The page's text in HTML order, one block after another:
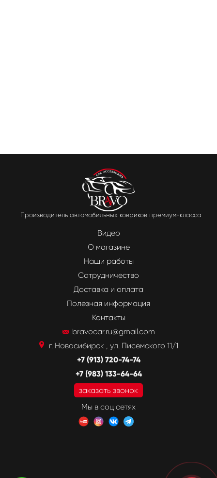
Производитель автомобильных ковриков премиум-класса
Видео
О магазине
Наши работы
Сотрудничество
Доставка и оплата
Полезная информация
Контакты
bravocar.ru@gmail.com
г. Новосибирск , ул. Писемского 11/1
+7 (913) 720-74-74
+7 (983) 133-64-64
заказать звонок
Мы в соц сетях